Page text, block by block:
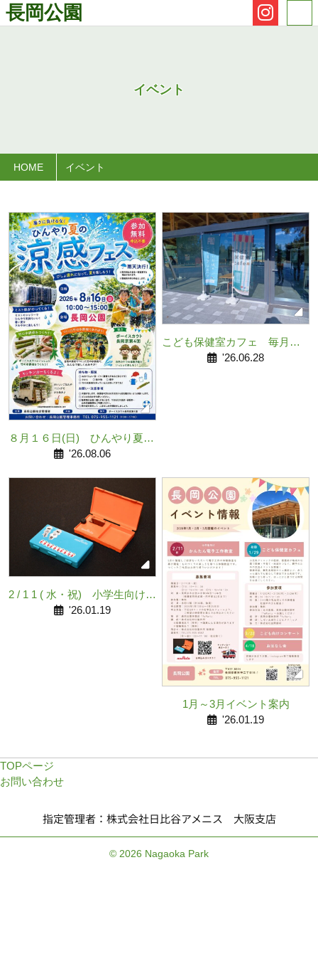
長岡公園
イベント
HOME イベント
８月１６日(日) ひんやり夏の
涼感フェス '26.08.06
こども保健室カフェ 毎月第4
木曜日開催 '26.06.28
2 / 1 1 ( 水・祝) 小学生向け
かんたん電子工作教室
'26.01.19
1月～3月イベント案内
'26.01.19
TOPページ
お問い合わせ
指定管理者：株式会社日比谷アメニス 大阪支店
© 2026 Nagaoka Park